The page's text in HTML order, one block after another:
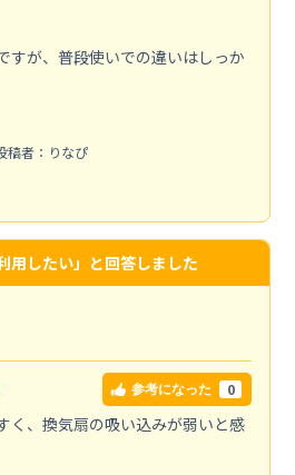
すが、普段使いでの違いはしっか
稿者：りなぴ
用したい」と回答しました
参考になった 0
く、換気扇の吸い込みが弱いと感